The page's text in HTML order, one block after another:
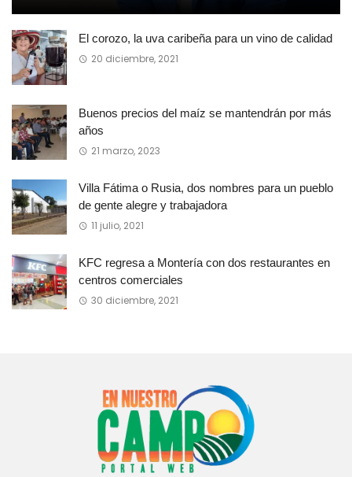
El corozo, la uva caribeña para un vino de calidad
20 diciembre, 2021
Buenos precios del maíz se mantendrán por más
años
21 marzo, 2023
Villa Fátima o Rusia, dos nombres para un pueblo
de gente alegre y trabajadora
11 julio, 2021
KFC regresa a Montería con dos restaurantes en
centros comerciales
30 diciembre, 2021